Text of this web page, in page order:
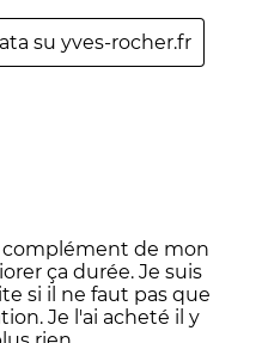
su yves-rocher.fr
de mon
ça durée. Je suis
si il ne faut pas que
Je l'ai acheté il y